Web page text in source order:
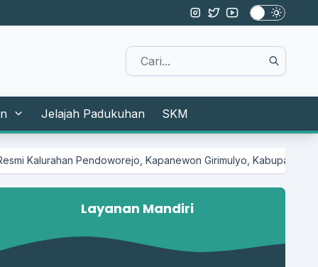
Jelajah Padukuhan SKM
Pendoworejo, Kapanewon Girimulyo, Kabupaten Kulon Progo
Layanan Mandiri